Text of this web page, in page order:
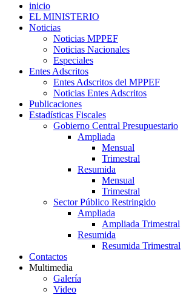
inicio
EL MINISTERIO
Noticias
Noticias MPPEF
Noticias Nacionales
Especiales
Entes Adscritos
Entes Adscritos del MPPEF
Noticias Entes Adscritos
Publicaciones
Estadísticas Fiscales
Gobierno Central Presupuestario
Ampliada
Mensual
Trimestral
Resumida
Mensual
Trimestral
Sector Público Restringido
Ampliada
Ampliada Trimestral
Resumida
Resumida Trimestral
Contactos
Multimedia
Galería
Video